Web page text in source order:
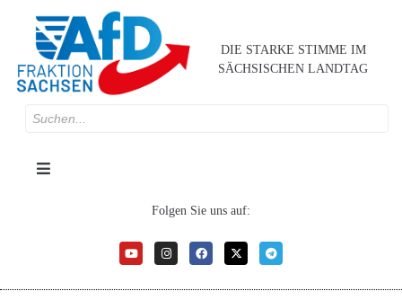
DIE STARKE STIMME IM
SÄCHSISCHEN LANDTAG
Folgen Sie uns auf: